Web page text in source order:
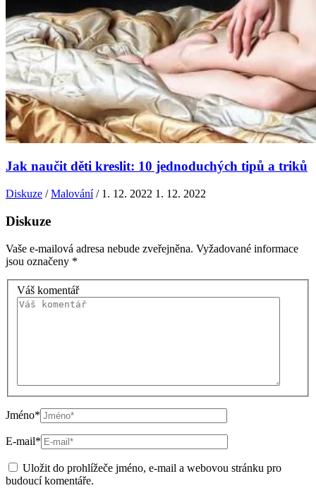
Jak naučit děti kreslit: 10 jednoduchých tipů a triků
Diskuze /Malování/ 1. 12. 2022 1. 12. 2022
Diskuze
Vaše e-mailová adresa nebude zveřejněna. Vyžadované informace
jsou označeny *
Váš komentář
Jméno*
E-mail*
Uložit do prohlížeče jméno, e-mail a webovou stránku pro
budoucí komentáře.